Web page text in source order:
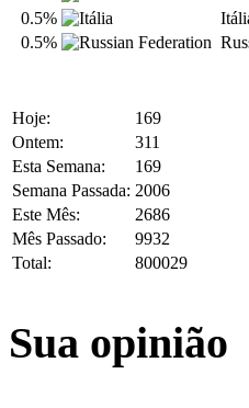
0.5%
0.5%
Hoje:
169
Ontem:
311
Esta Semana:
169
Semana Passada: 2006
Este Mês:
2686
Mês Passado:
9932
Total:
800029
Sua opinião